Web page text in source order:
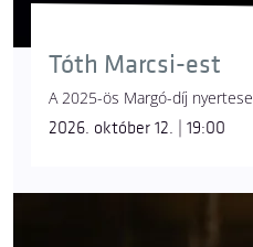
Tóth Marcsi-est
A 2025-ös Margó-díj nyertese
2026. október 12. | 19:00